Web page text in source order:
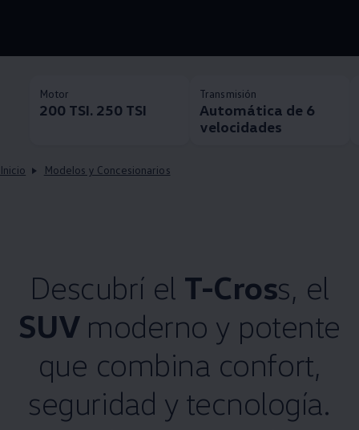
Motor
200 TSI. 250 TSI
Transmisión
Automática de 6
velocidades
Inicio Modelos y Concesionarios
Descubrí el T-Cross, el
SUV moderno y potente
que combina confort,
seguridad y tecnología.